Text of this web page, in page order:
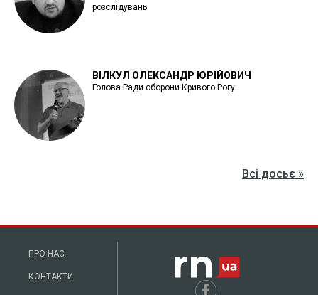
розслідувань
ВІЛКУЛ ОЛЕКСАНДР ЮРІЙОВИЧ
Голова Ради оборони Кривого Рогу
Всі досьє »
ПРО НАС
КОНТАКТИ